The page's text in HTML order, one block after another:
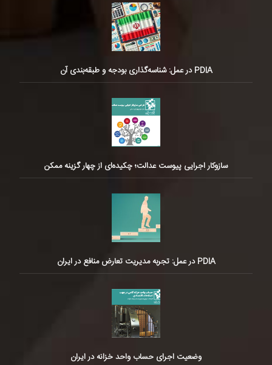
PDIA در عمل: شناسه‌گذاری بودجه و طبقه‌بندی آن
سازوکار اجرایی پیوست عدالت؛ چکیده‌ای از چهار گزینه ممکن
PDIA در عمل: تجربه مدیریت تعارض منافع در ایران
وضعیت اجرای حساب واحد خزانه در ایران